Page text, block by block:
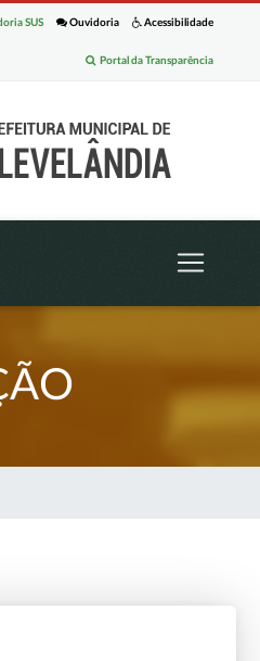
Acessibilidade
Ouvidoria
SUS
Portal da Transparência